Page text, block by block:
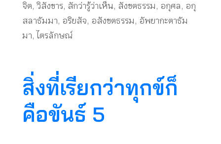
จิต, วิสังขาร, สักว่ารู้ว่าเห็น, สังขตธรรม, อกุศล, อกุ
สลาธัมมา, อริยสัจ, อสังขตธรรม, อัพยากะตาธัม
มา, ไตรลักษณ์
สิ่งที่เรียกว่าทุกข์ก็
คือขันธ์ 5